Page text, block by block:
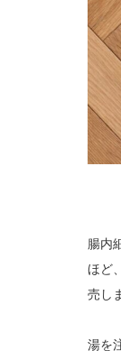
腸内
ほど
売し
湯を